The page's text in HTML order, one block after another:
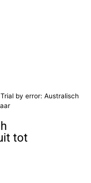
Trial by error: Australisch
tot